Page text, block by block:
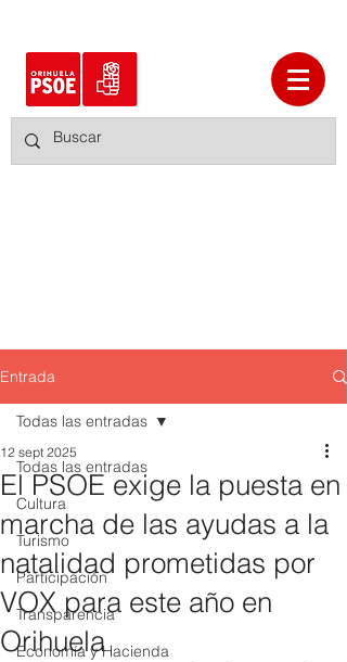
Entrada
Todas las entradas
Cultura
Turismo
Participación
Transparencia
Economía y Hacienda
Todas las entradas
El PSOE exige la puesta en
marcha de las ayudas a la
natalidad prometidas por
VOX para este año en
Orihuela
12 sept 2025